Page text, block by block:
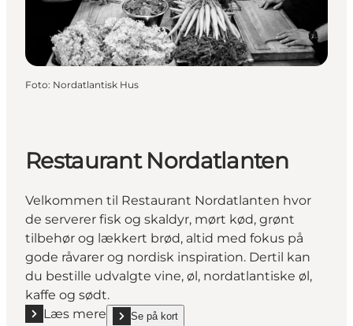
Foto: Nordatlantisk Hus
Restaurant Nordatlanten
Velkommen til Restaurant Nordatlanten hvor
de serverer fisk og skaldyr, mørt kød, grønt
tilbehør og lækkert brød, altid med fokus på
gode råvarer og nordisk inspiration. Dertil kan
du bestille udvalgte vine, øl, nordatlantiske øl,
kaffe og sødt.
Læs mere
Læs mere "Restaurant Nordatlanten"
Se på kort
show Restaurant Nordatlanten on_map